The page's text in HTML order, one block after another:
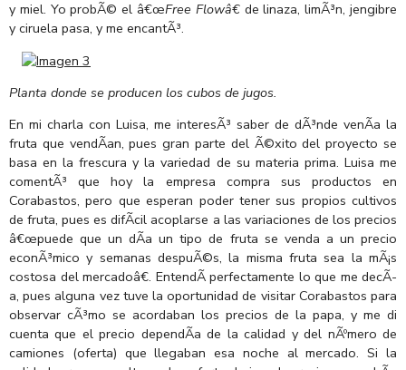
y miel. Yo probÃ© el â€œFree Flowâ€de linaza, limÃ³n, jengibre
y ciruela pasa, y me encantÃ³.
Planta donde se producen los cubos de jugos.
En mi charla con Luisa, me interesÃ³ saber de dÃ³nde venÃ­a la
fruta que vendÃ­an, pues gran parte del Ã©xito del proyecto se
basa en la frescura y la variedad de su materia prima. Luisa me
comentÃ³ que hoy la empresa compra sus productos en
Corabastos, pero que esperan poder tener sus propios cultivos
de fruta, pues es difÃ­cil acoplarse a las variaciones de los precios
â€œpuede que un dÃ­a un tipo de fruta se venda a un precio
econÃ³mico y semanas despuÃ©s, la misma fruta sea la mÃ¡s
costosa del mercadoâ€. EntendÃ­ perfectamente lo que me decÃ­
a, pues alguna vez tuve la oportunidad de visitar Corabastos para
observar cÃ³mo se acordaban los precios de la papa, y me di
cuenta que el precio dependÃ­a de la calidad y del nÃºmero de
camiones (oferta) que llegaban esa noche al mercado. Si la